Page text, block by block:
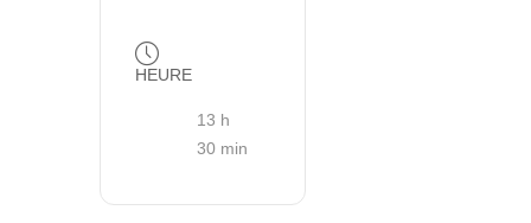
HEURE
13 h
30 min